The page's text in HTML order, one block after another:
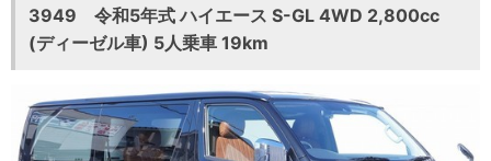
3949 令和5年式 ハイエース S-GL 4WD 2,800cc
(ディーゼル車) 5人乗車 19km